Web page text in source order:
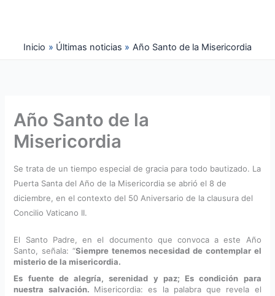
Inicio
Últimas noticias Año Santo de la Misericordia
Año Santo de la
Misericordia
Se trata de un tiempo especial de gracia para todo bautizado. La
Puerta Santa del Año de la Misericordia se abrió el 8 de
diciembre, en el contexto del 50 Aniversario de la clausura del
Concilio Vaticano II.
El Santo Padre, en el documento que convoca a este Año
Santo, señala: “Siempre tenemos necesidad de contemplar el
misterio de la misericordia.
Es fuente de alegría, serenidad y paz; Es condición para
nuestra salvación. Misericordia: es la palabra que revela el